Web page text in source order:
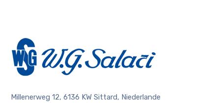
Millenerweg 12, 6136 KW Sittard, Niederlande